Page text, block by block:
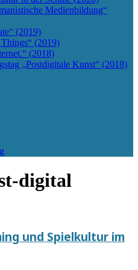
Medienbildung“
(2019)
(2019)
(2018)
„Postdigitale Kunst“ (2018)
digital
und Spielkultur im